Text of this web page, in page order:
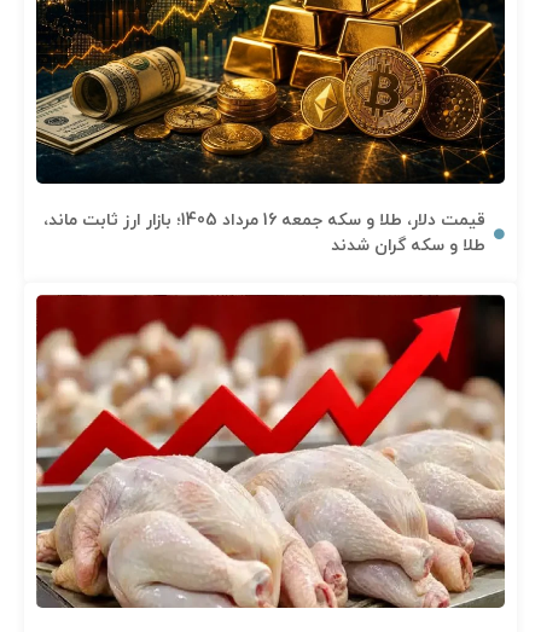
قیمت دلار، طلا و سکه جمعه 16 مرداد 1405؛ بازار ارز ثابت ماند،
طلا و سکه گران شدند